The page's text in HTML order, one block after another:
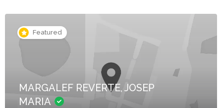
Featured
MARGALEF REVERTE, JOSEP
MARIA